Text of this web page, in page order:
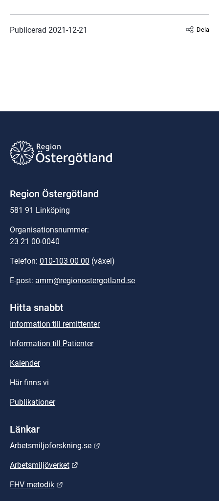
Publicerad 2021-12-21 Dela
Region Östergötland
581 91 Linköping
Organisationsnummer:
23 21 00-0040
Telefon: 010-103 00 00 (växel)
E-post: amm@regionostergotland.se
Hitta snabbt
Information till remittenter
Information till Patienter
Kalender
Här finns vi
Publikationer
Länkar
Arbetsmiljoforskning.se
Arbetsmiljöverket
FHV metodik